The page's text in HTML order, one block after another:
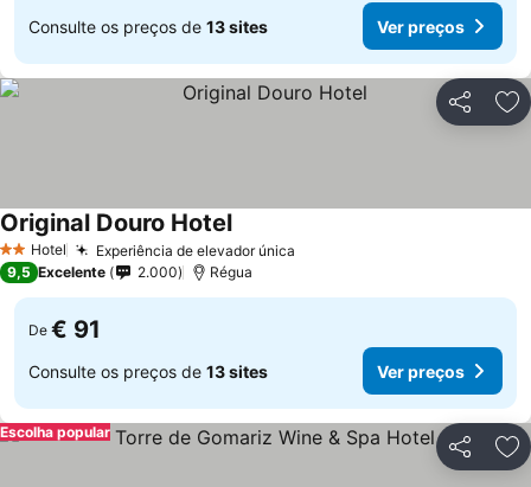
Consulte os preços de 13 sites Ver preços
Partilhar
2 Estrelas
Hotel Experiência de elevador única
Original Douro Hotel
9,5 Excelente 2.000 Régua
De € 91
Consulte os preços de 13 sites Ver preços
Partilhar
Escolha popular